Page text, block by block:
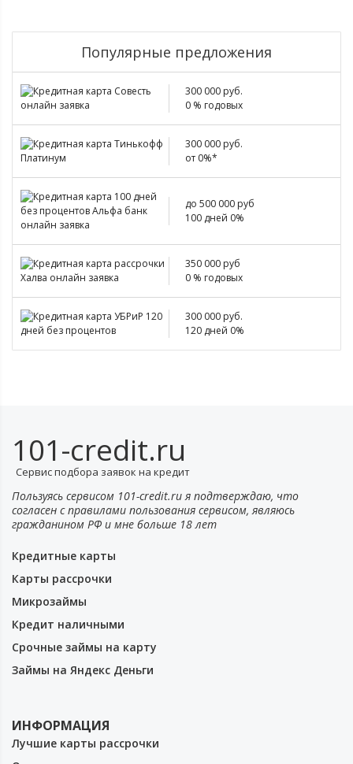
Популярные предложения
300 000 руб.
0 % годовых
300 000 руб.
от 0%*
до 500 000 руб
100 дней 0%
350 000 руб
0 % годовых
300 000 руб.
120 дней 0%
101-credit.ru
Сервис подбора заявок на кредит
Пользуясь сервисом 101-credit.ru я подтверждаю, что
согласен с правилами пользования сервисом, являюсь
гражданином РФ и мне больше 18 лет
Кредитные карты
Карты рассрочки
Микрозаймы
Кредит наличными
Срочные займы на карту
Займы на Яндекс Деньги
ИНФОРМАЦИЯ
Лучшие карты рассрочки